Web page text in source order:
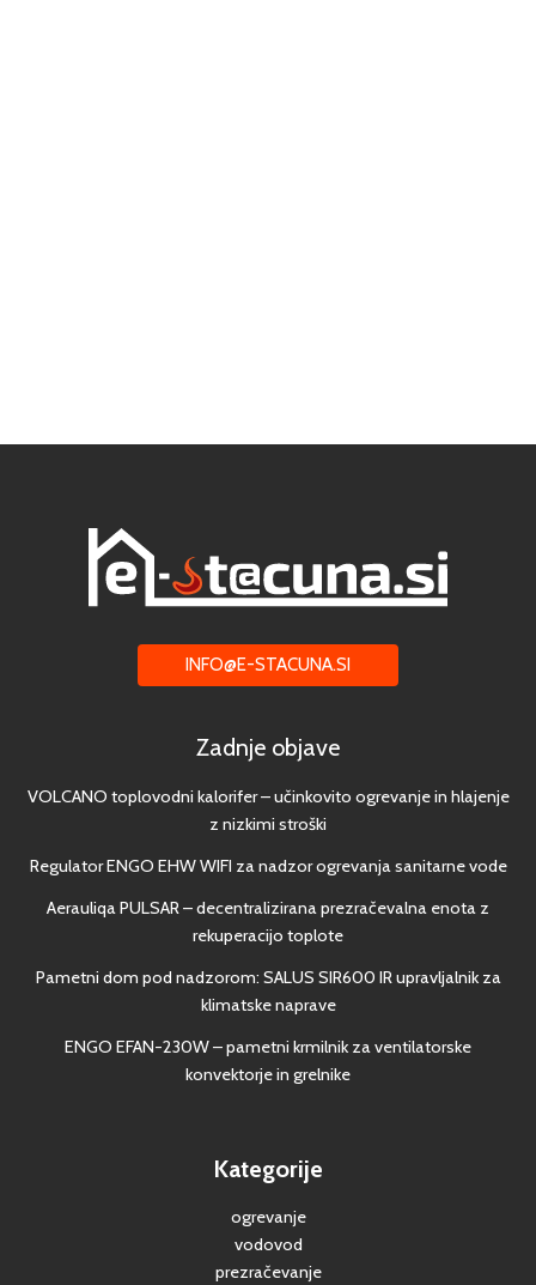
INFO@E-STACUNA.SI
Zadnje objave
VOLCANO toplovodni kalorifer – učinkovito ogrevanje in hlajenje
z nizkimi stroški
Regulator ENGO EHW WIFI za nadzor ogrevanja sanitarne vode
Aerauliqa PULSAR – decentralizirana prezračevalna enota z
rekuperacijo toplote
Pametni dom pod nadzorom: SALUS SIR600 IR upravljalnik za
klimatske naprave
ENGO EFAN-230W – pametni krmilnik za ventilatorske
konvektorje in grelnike
Kategorije
ogrevanje
vodovod
prezračevanje